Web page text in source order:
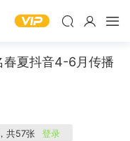
夏抖音4-6月传播
共57张 登录